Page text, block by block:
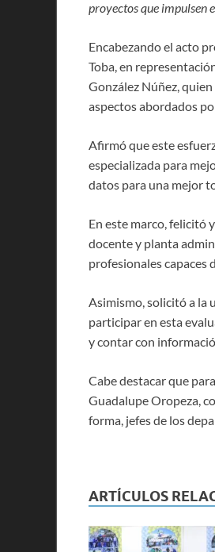
proyectos que impulsen
Encabezando el acto
Toba, en
González Núñez,
aspectos abordados
Afirmó que este
especializada para
datos para una mejor
En este marco, felicitó
docente y planta
profesionales capaces
Asimismo, solicitó a la
participar en esta
y contar con
Cabe destacar que
Guadalupe Oropeza,
forma, jefes de los
ARTÍCULOS